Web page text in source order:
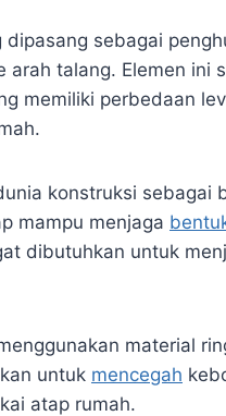
dipasang sebagai
talang. Elemen ini
memiliki perbedaan
konstruksi sebagai
mampu menjaga
dibutuhkan untuk
material
untuk mencegah
atap rumah.